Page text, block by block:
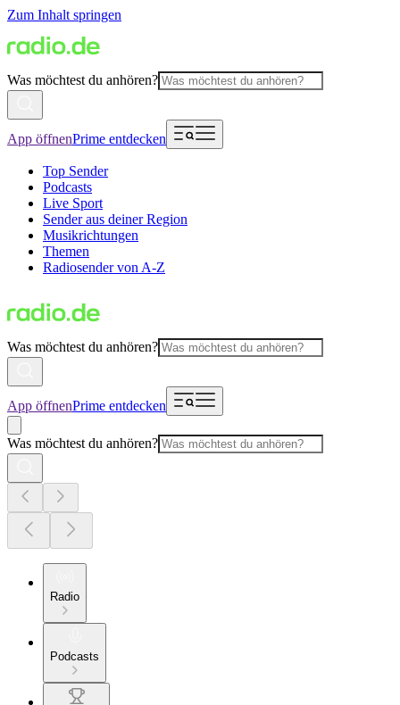
Zum Inhalt springen
Was möchtest du anhören?
App öffnenPrime entdecken
Top Sender
Podcasts
Live Sport
Sender aus deiner Region
Musikrichtungen
Themen
Radiosender von A-Z
Was möchtest du anhören?
App öffnenPrime entdecken
Was möchtest du anhören?
Radio
Podcasts